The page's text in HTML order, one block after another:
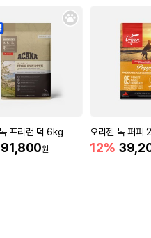
프리런 덕 6kg
91,800원
오리젠 독 퍼피
12%